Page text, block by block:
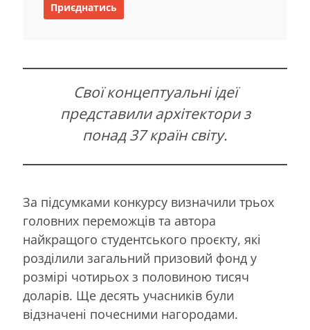
Приєднатись
Свої концептуальні ідеї
представили архітектори з
понад 37 країн світу.
За підсумками конкурсу визначили трьох
головних переможців та автора
найкращого студентського проєкту, які
розділили загальний призовий фонд у
розмірі чотирьох з половиною тисяч
доларів. Ще десять учасників були
відзначені почесними нагородами.